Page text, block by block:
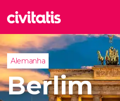
Alemanha
Berlim